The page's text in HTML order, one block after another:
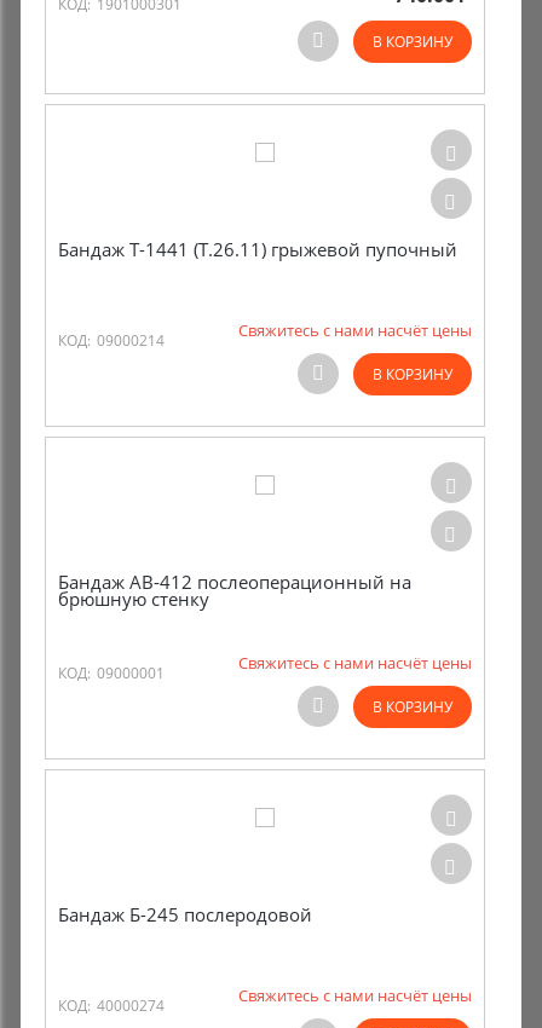
КОД: 1901000301
В КОРЗИНУ
Бандаж Т-1441 (Т.26.11) грыжевой пупочный
КОД: 09000214 Свяжитесь с нами насчёт цены
В КОРЗИНУ
Бандаж AB-412 послеоперационный на
брюшную стенку
КОД: 09000001 Свяжитесь с нами насчёт цены
В КОРЗИНУ
Бандаж Б-245 послеродовой
КОД: 40000274 Свяжитесь с нами насчёт цены